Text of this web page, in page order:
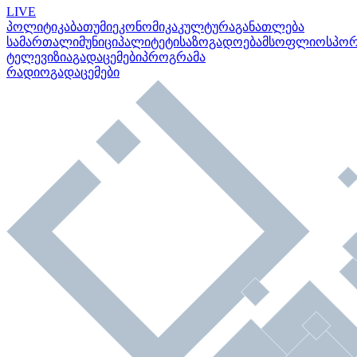
LIVE
პოლიტიკაბათუმიეკონომიკაკულტურაგანათლება
სამართალიმუნიციპალიტეტისაზოგადოებამსოფლიო
ტელევიზიაგადაცემებიპროგრამა
რადიოგადაცემები